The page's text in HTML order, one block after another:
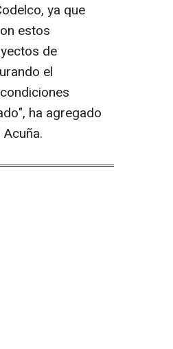
ya que
estos
de
el
ha agregado